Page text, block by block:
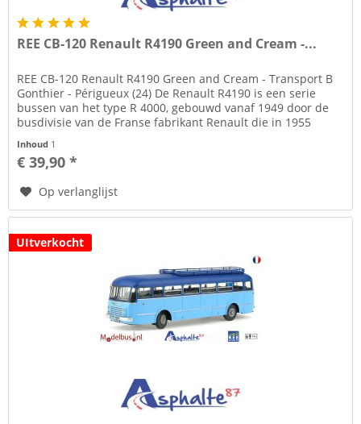
REE CB-120 Renault R4190 Green and Cream -...
REE CB-120 Renault R4190 Green and Cream - Transport B
Gonthier - Périgueux (24) De Renault R4190 is een serie
bussen van het type R 4000, gebouwd vanaf 1949 door de
busdivisie van de Franse fabrikant Renault die in 1955
Inhoud 1
€ 39,90 *
Op verlanglijst
UItverkocht